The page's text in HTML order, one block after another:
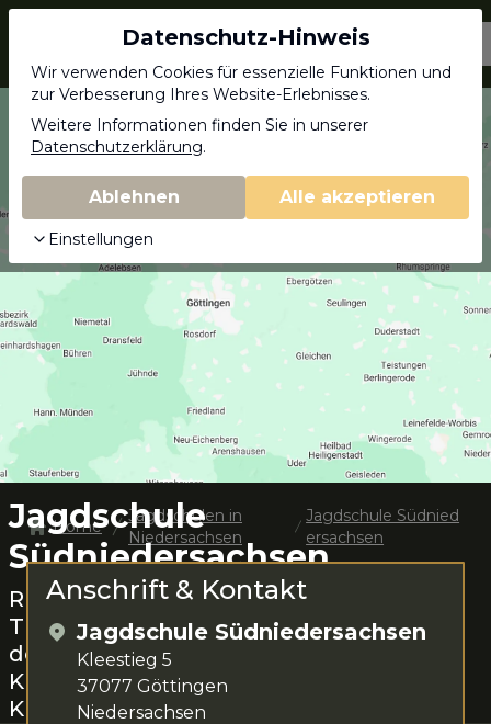
Jagdschein.com
Jagdschule
Südniedersachsen
Rund um Göttingendas Jagen lernen.
Thiemo Joachim Gerhardtsteht dir für
deine Anliegen zur Verfügung. Das
Kursangebot umfasst
Kurse
.
Home
Jagdschulen in
Niedersachsen
Jagdschule Südnied
ersachsen
Anschrift & Kontakt
Jagdschule Südniedersachsen
Kleestieg 5
37077 Göttingen
Niedersachsen
Datenschutz-Hinweis
Wir verwenden Cookies für essenzielle Funktionen und
zur Verbesserung Ihres Website-Erlebnisses.
Weitere Informationen finden Sie in unserer
Datenschutzerklärung.
Ablehnen Alle akzeptieren
Einstellungen